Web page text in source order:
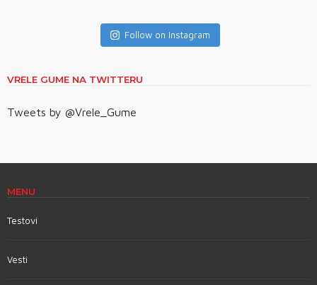
Follow on Instagram
VRELE GUME NA TWITTERU
Tweets by @Vrele_Gume
MENU
Testovi
Vesti